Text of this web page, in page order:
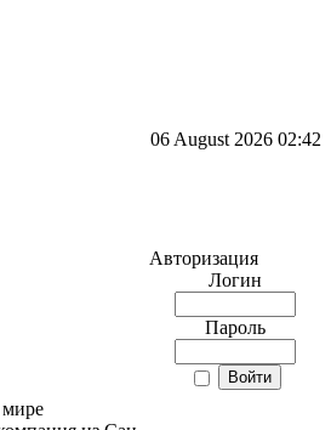
06 August 2026 02:42
мире
Авторизация
Логин
Пароль